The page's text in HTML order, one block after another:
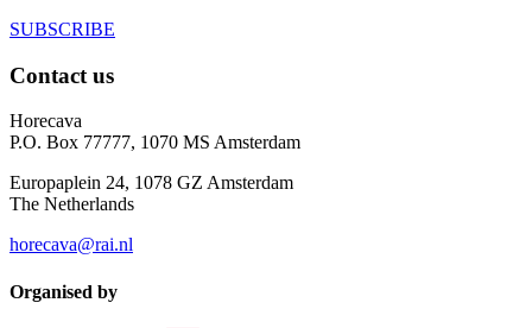
SUBSCRIBE
Contact us
Horecava
P.O. Box 77777, 1070 MS Amsterdam
Europaplein 24, 1078 GZ Amsterdam
The Netherlands
horecava@rai.nl
Organised by